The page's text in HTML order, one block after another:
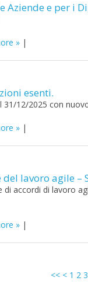
Aziende e per i
|
esenti.
12/2025 con
|
lavoro agile –
accordi di lavoro
|
<< < 1 2 3